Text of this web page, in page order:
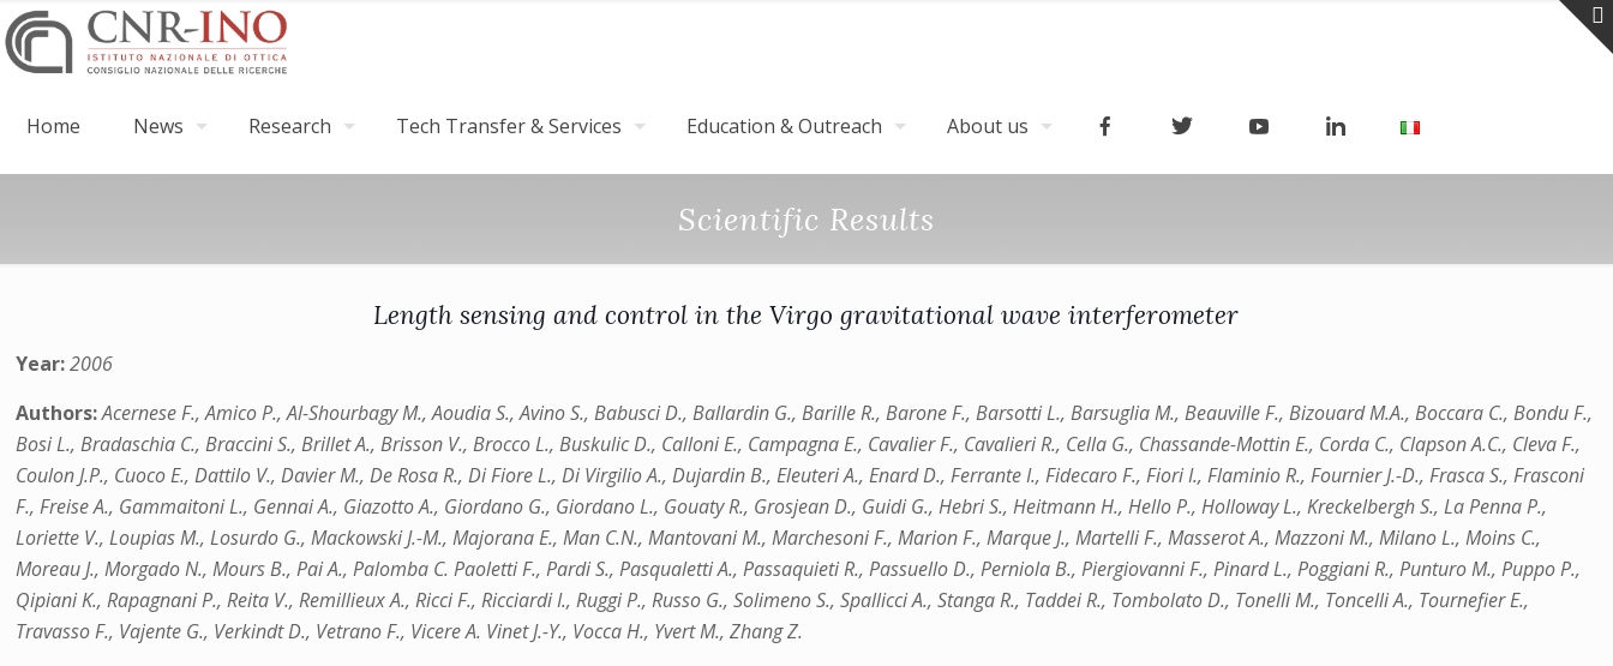
Home News Research Tech Transfer & Services Education & Outreach About us
Scientific Results
Length sensing and control in the Virgo gravitational wave interferometer
Year:2006
Authors:Acernese F., Amico P., Al-Shourbagy M., Aoudia S., Avino S., Babusci D., Ballardin G., Barille R., Barone F., Barsotti L., Barsuglia M., Beauville F., Bizouard M.A., Boccara C., Bondu F.,
Bosi L., Bradaschia C., Braccini S., Brillet A., Brisson V., Brocco L., Buskulic D., Calloni E., Campagna E., Cavalier F., Cavalieri R., Cella G., Chassande-Mottin E., Corda C., Clapson A.C., Cleva F.,
Coulon J.P., Cuoco E., Dattilo V., Davier M., De Rosa R., Di Fiore L., Di Virgilio A., Dujardin B., Eleuteri A., Enard D., Ferrante I., Fidecaro F., Fiori I., Flaminio R., Fournier J.-D., Frasca S., Frasconi
F., Freise A., Gammaitoni L., Gennai A., Giazotto A., Giordano G., Giordano L., Gouaty R., Grosjean D., Guidi G., Hebri S., Heitmann H., Hello P., Holloway L., Kreckelbergh S., La Penna P.,
Loriette V., Loupias M., Losurdo G., Mackowski J.-M., Majorana E., Man C.N., Mantovani M., Marchesoni F., Marion F., Marque J., Martelli F., Masserot A., Mazzoni M., Milano L., Moins C.,
Moreau J., Morgado N., Mours B., Pai A., Palomba C. Paoletti F., Pardi S., Pasqualetti A., Passaquieti R., Passuello D., Perniola B., Piergiovanni F., Pinard L., Poggiani R., Punturo M., Puppo P.,
Qipiani K., Rapagnani P., Reita V., Remillieux A., Ricci F., Ricciardi I., Ruggi P., Russo G., Solimeno S., Spallicci A., Stanga R., Taddei R., Tombolato D., Tonelli M., Toncelli A., Tournefier E.,
Travasso F., Vajente G., Verkindt D., Vetrano F., Vicere A. Vinet J.-Y., Vocca H., Yvert M., Zhang Z.